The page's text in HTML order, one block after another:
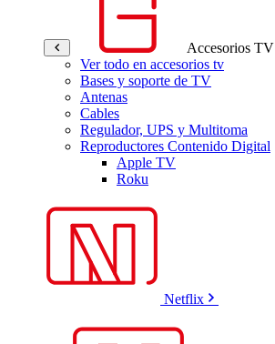
Accesorios TV
Ver todo en accesorios tv
Bases y soporte de TV
Antenas
Cables
Regulador, UPS y Multitoma
Reproductores Contenido Digital
Apple TV
Roku
Netflix